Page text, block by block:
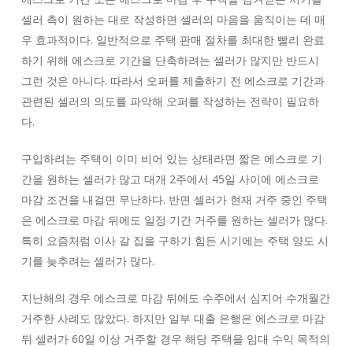
셀러 측이 원하는 대로 작성하면 셀러의 마음을 움직이는 데 매
우 효과적이다. 일반적으로 주택 판매 절차를 최대한 빨리 완료
하기 위해 에스크로 기간을 단축하려는 셀러가 많지만 반드시
그런 것은 아니다. 따라서 오퍼를 제출하기 전 에스크로 기간과
관련된 셀러의 의도를 파악해 오퍼를 작성하는 전략이 필요하
다.
구입하려는 주택이 이미 비어 있는 상태라면 짧은 에스크로 기
간을 원하는 셀러가 많고 대개 2주에서 45일 사이에 에스크로
마감 조건을 내걸면 무난하다. 반면 셀러가 현재 거주 중인 주택
은 에스크로 마감 뒤에도 일정 기간 거주를 원하는 셀러가 많다.
특히 요즘처럼 이사 갈 집을 구하기 힘든 시기에는 주택 양도 시
기를 늦추려는 셀러가 많다.
지난해의 경우 에스크로 마감 뒤에도 수주에서 심지어 수개월간
거주한 사례도 많았다. 하지만 일부 대출 은행은 에스크로 마감
뒤 셀러가 60일 이상 거주할 경우 해당 주택을 임대 수익 목적의